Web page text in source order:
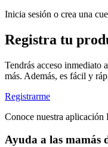
Inicia sesión o crea una
Registra tu
Tendrás acceso inmediato
más. Además, es fácil y
Registrarme
Conoce nuestra aplicación
Ayuda a las mamás